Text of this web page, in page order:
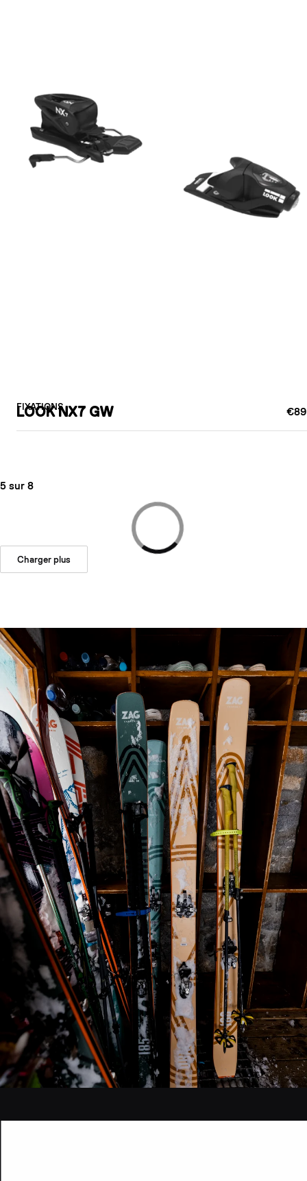
FIXATIONS
LOOK NX7 GW
5 sur 8
Charger plus